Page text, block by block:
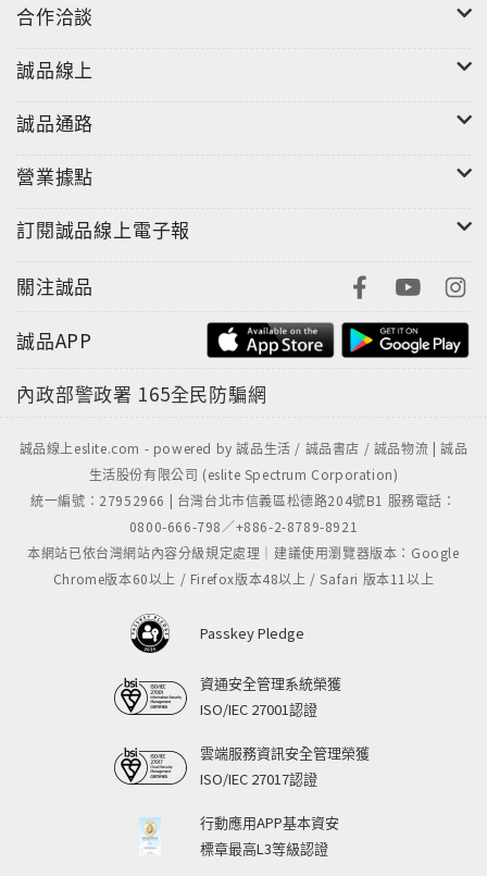
合作洽談
誠品線上
誠品通路
營業據點
訂閱誠品線上電子報
關注誠品
誠品APP
內政部警政署 165全民防騙網
誠品線上eslite.com - powered by 誠品生活 / 誠品書店 / 誠品物流 | 誠品
生活股份有限公司 (eslite Spectrum Corporation)
統一編號：27952966 | 台灣台北市信義區松德路204號B1 服務電話：
0800-666-798／+886-2-8789-8921
本網站已依台灣網站內容分級規定處理｜建議使用瀏覽器版本：Google
Chrome版本60以上 / Firefox版本48以上 / Safari 版本11以上
Passkey Pledge
資通安全管理系統榮獲
ISO/IEC 27001認證
雲端服務資訊安全管理榮獲
ISO/IEC 27017認證
行動應用APP基本資安
標章最高L3等級認證